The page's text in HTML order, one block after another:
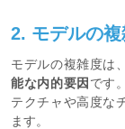
2. モデルの
モデルの複雑度は
能な内的要因 です
テクチャや高度な
ます。